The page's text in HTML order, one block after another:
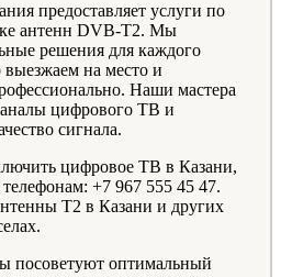
предоставляет услуги по
антенн DVB-T2. Мы
решения для каждого
выезжаем на место и
Наши мастера
цифрового ТВ и
сигнала.
цифровое ТВ в Казани,
+7 967 555 45 47.
Т2 в Казани и других
посоветуют оптимальный